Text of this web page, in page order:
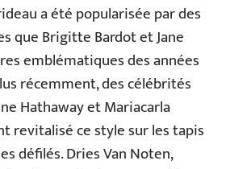
a été popularisée par des
que Brigitte Bardot et Jane
emblématiques des années
récemment, des célébrités
Hathaway et Mariacarla
revitalisé ce style sur les tapis
défilés. Dries Van Noten,